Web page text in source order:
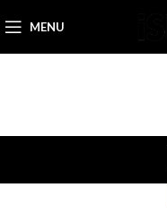
MENU